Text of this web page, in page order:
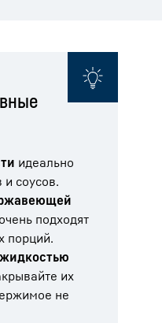
идеально
и соусов.
подходят
порций.
жидкостью
их
не